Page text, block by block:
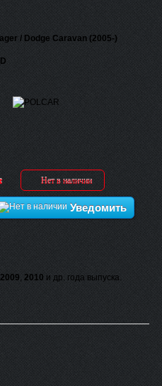
/ Dodge Caravan (2005-)
Нет в наличии
Уведомить
2009, 2010 и др. года выпуска.